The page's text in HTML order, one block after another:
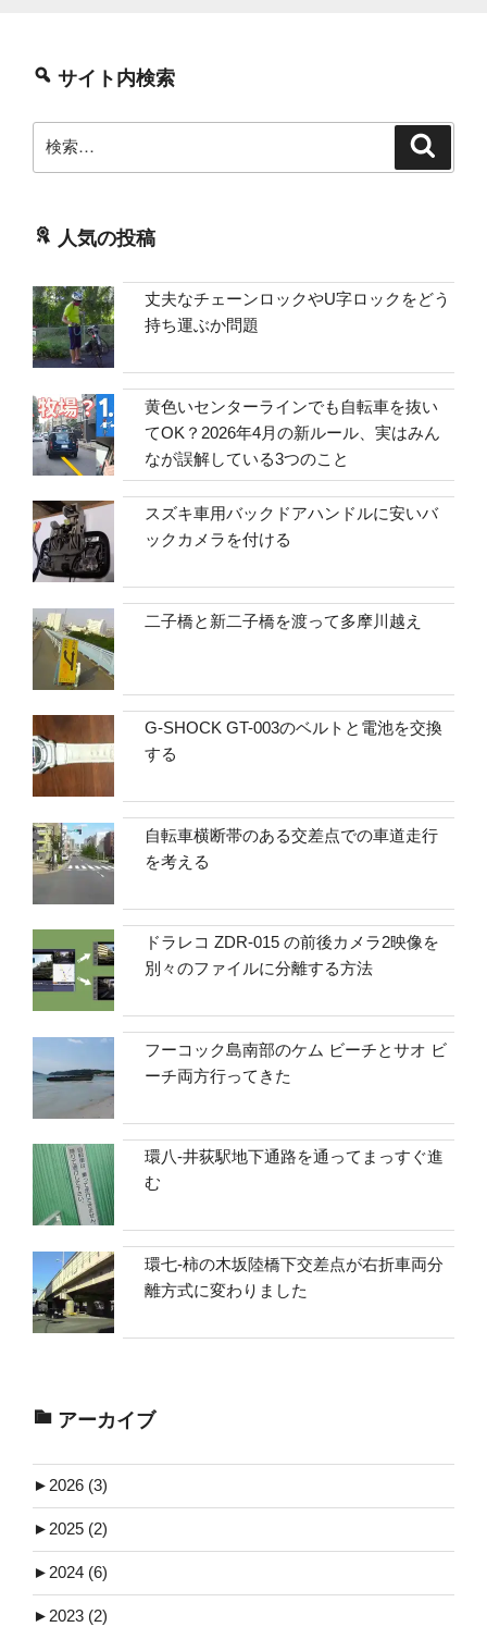
サイト内検索
索:
人気の投稿
丈夫なチェーンロックやU字ロックをどう
持ち運ぶか問題
黄色いセンターラインでも自転車を抜い
てOK？2026年4月の新ルール、実はみん
なが誤解している3つのこと
スズキ車用バックドアハンドルに安いバ
ックカメラを付ける
二子橋と新二子橋を渡って多摩川越え
G-SHOCK GT-003のベルトと電池を交換
する
自転車横断帯のある交差点での車道走行
を考える
ドラレコ ZDR-015 の前後カメラ2映像を
別々のファイルに分離する方法
フーコック島南部のケム ビーチとサオ ビ
ーチ両方行ってきた
環八-井荻駅地下通路を通ってまっすぐ進
む
環七-柿の木坂陸橋下交差点が右折車両分
離方式に変わりました
アーカイブ
► 2026 (3)
► 2025 (2)
► 2024 (6)
► 2023 (2)